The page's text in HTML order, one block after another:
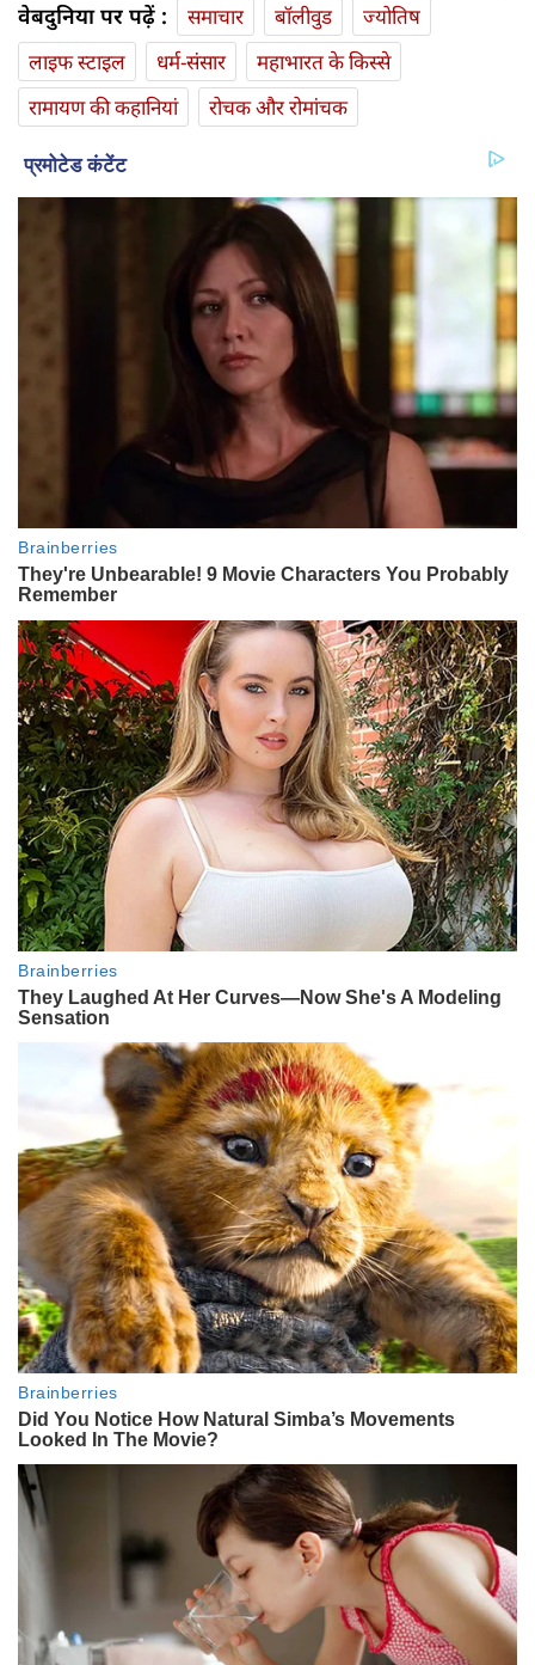
वेबदुनिया पर पढ़ें : समाचार बॉलीवुड
ज्योतिष
लाइफ स्‍टाइल
धर्म-संसार
महाभारत के किस्से
रामायण की कहानियां
रोचक और रोमांचक